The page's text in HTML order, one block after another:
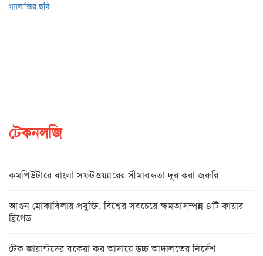
টেকনলজি
কমপিউটারে বাংলা সফটওয়্যারের সীমাবদ্ধতা দূর করা জরুরি
আগুন মোকাবিলায় প্রযুক্তি, বিশ্বের সবচেয়ে ক্ষমতাসম্পন্ন ৪টি ফায়ার
ব্রিগেড
টেক জায়ান্টদের বকেয়া কর আদায়ে উচ্চ আদালতের নির্দেশ